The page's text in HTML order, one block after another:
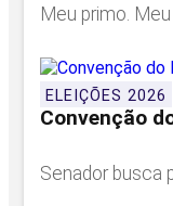
Meu primo.
ELEIÇÕES 2026
Convenção
Senador busca